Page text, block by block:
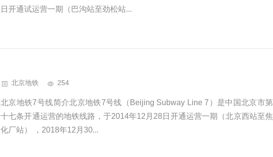
日开通试运营一期（巴沟站至劲松站...
北京地铁 254
北京地铁7号线简介北京地铁7号线（Beijing Subway Line 7）是中国北京市第
十七条开通运营的地铁线路，于2014年12月28日开通运营一期（北京西站至焦
化厂站） ，2018年12月30...